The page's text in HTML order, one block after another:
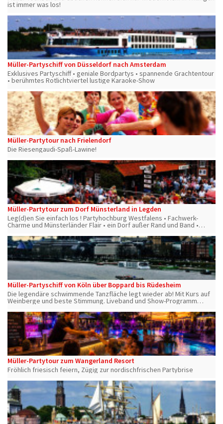
ist immer was los!
Müller-Partyschiff von Düsseldorf nach Amsterdam
Exklusives Partyschiff • geniale Bordpartys • spannende Grachtentour
• berühmtes Rotlichtviertel lustige Karaoke-Show
Müller-Partytour nach Frielendorf
Die Riesengaudi-Spaß-Lawine!
Müller-Partytour zum Dorf Münsterland in Legden
Leg(d)en Sie einfach los ! Partyhochburg Westfalens • Fachwerk-
Charme und Münsterländer Flair • ein Dorf außer Rand und Band •
Partys
Müller-Partyschiff von Köln über Boppard bis Rüdesheim
Die legendäre schwimmende Tanzfläche legt wieder ab! Mit Kurs auf
Weinberge und beste Stimmung. Liveband und Show-Programm
Müller-Partytour zum Wangerland Resort
Fröhlich friesisch feiern, Zügig zur nordischfrischen Partybrise